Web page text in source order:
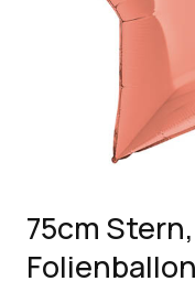
75cm
Folienballon